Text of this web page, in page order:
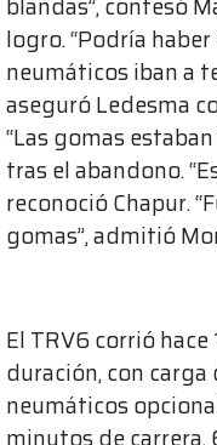
blandas”, confesó
logro. “Podría
neumáticos iban a
aseguró Ledesma
“Las gomas
tras el abandono.
reconoció Chapur.
gomas”, admitió
El TRV6 corrió
duración, con
neumáticos